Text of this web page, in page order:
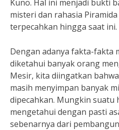
Kuno. Hal ini menjadi bukti
misteri dan rahasia
terpecahkan hingga saat ini.
Dengan adanya fakta-fakta
diketahui banyak orang
Mesir, kita diingatkan
masih menyimpan banyak
dipecahkan. Mungkin suatu
mengetahui dengan pasti
sebenarnya dari